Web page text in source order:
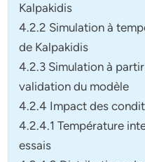
Kalpakidis
4.2.2 Simulation à
de Kalpakidis
4.2.3 Simulation à
validation du modèle
4.2.4 Impact des
4.2.4.1 Température
essais